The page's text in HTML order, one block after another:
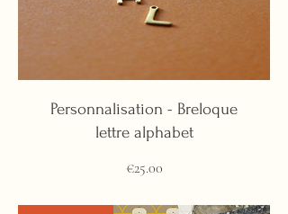
Personnalisation - Breloque
lettre alphabet
€25.00Price